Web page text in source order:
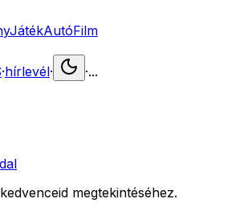
JátékAutóFilm
·hírlevél· ·...
megtekintéséhez.